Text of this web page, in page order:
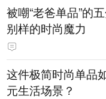
被嘲“老爸单品”的
别样的时尚魔力
这件极简时尚单品
元生活场景？